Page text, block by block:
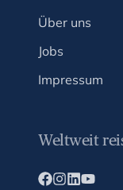
Über uns
Jobs
Impressum
Weltweit